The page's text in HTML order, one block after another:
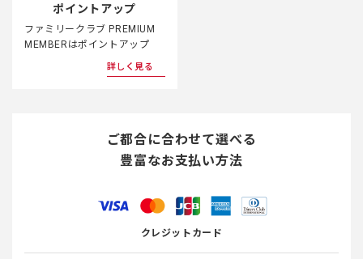
ポイントアップ
ファミリークラブ PREMIUM
MEMBERはポイントアップ
詳しく見る
ご都合に合わせて選べる
豊富なお支払い方法
クレジットカード